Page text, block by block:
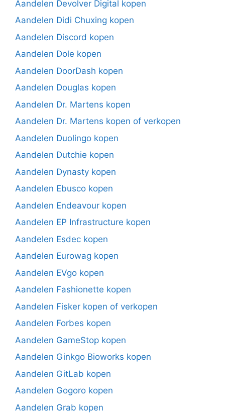
Aandelen Devolver Digital kopen
Aandelen Didi Chuxing kopen
Aandelen Discord kopen
Aandelen Dole kopen
Aandelen DoorDash kopen
Aandelen Douglas kopen
Aandelen Dr. Martens kopen
Aandelen Dr. Martens kopen of verkopen
Aandelen Duolingo kopen
Aandelen Dutchie kopen
Aandelen Dynasty kopen
Aandelen Ebusco kopen
Aandelen Endeavour kopen
Aandelen EP Infrastructure kopen
Aandelen Esdec kopen
Aandelen Eurowag kopen
Aandelen EVgo kopen
Aandelen Fashionette kopen
Aandelen Fisker kopen of verkopen
Aandelen Forbes kopen
Aandelen GameStop kopen
Aandelen Ginkgo Bioworks kopen
Aandelen GitLab kopen
Aandelen Gogoro kopen
Aandelen Grab kopen